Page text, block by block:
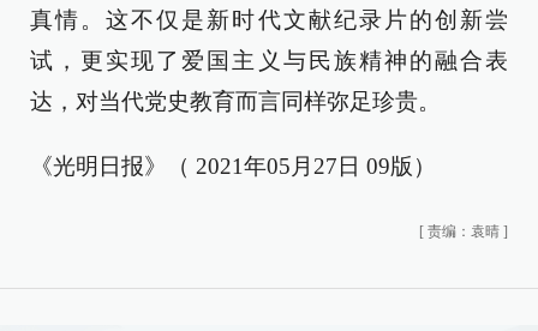
真情。这不仅是新时代文献纪录片的创新尝
试，更实现了爱国主义与民族精神的融合表
达，对当代党史教育而言同样弥足珍贵。
《光明日报》（ 2021年05月27日 09版）
[ 责编：袁晴 ]